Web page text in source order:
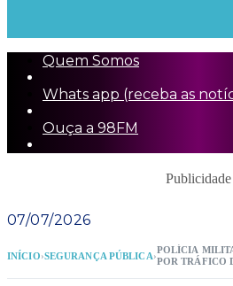
Quem Somos
Whats app (receba as
Ouça a 98FM
Publicidade
07/07/2026
INÍCIO›SEGURANÇA PÚBLICA›
POLÍCIA
POR TRÁFICO